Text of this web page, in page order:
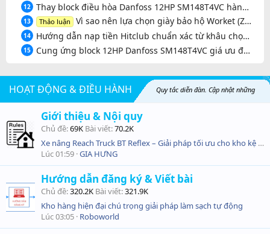
12 Thay block điều hòa Danfoss 12HP SM148T4VC hàng China, bảo hành uy tín. Add Zalo 0931 143 034
13 Thảo luận Vì sao nên lựa chọn giày bảo hộ Worket (Ziben)?
14 Hướng dẫn nạp tiền Hitclub chuẩn xác từ khâu chọn kênh đến nhận tiền trong tích tắc
15 Cung ứng block 12HP Danfoss SM148T4VC giá ưu đãi, giao tận nơi tại Khánh Hòa. Gọi 0931 143 034
HOẠT ĐỘNG & ĐIỀU HÀNH Quy tắc diễn đàn. Cập nhật những
thông tin mới nhất về nhân sự. Hướng dẫn và hỗ trợ thành viên trong việc đăng bài
Giới thiệu & Nội quy
Chủ đề 69K Bài viết 70.2K
Xe nâng Reach Truck BT Reflex – Giải pháp tối ưu cho kho kệ cao
Lúc 01:59 GIA HƯNG
Hướng dẫn đăng ký & Viết bài
Chủ đề 320.2K Bài viết 321.9K
Kho hàng hiện đại chú trọng giải pháp làm sạch tự động
Lúc 03:05 Roboworld